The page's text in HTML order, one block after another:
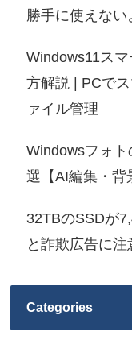
勝手に使えな
Windows11ス
方解説 | PCで
ァイル管理
Windowsフォ
選【AI編集・背
32TBのSSDが
と詐欺広告に注
Categories